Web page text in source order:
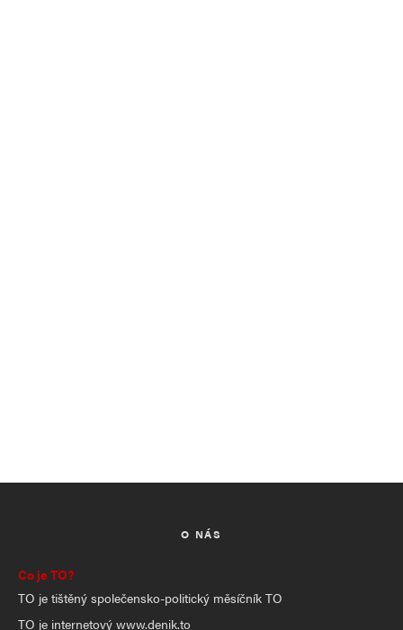
O NÁS
Co je TO?
TO je tištěný společensko-politický měsíčník TO
TO je internetový www.denik.to